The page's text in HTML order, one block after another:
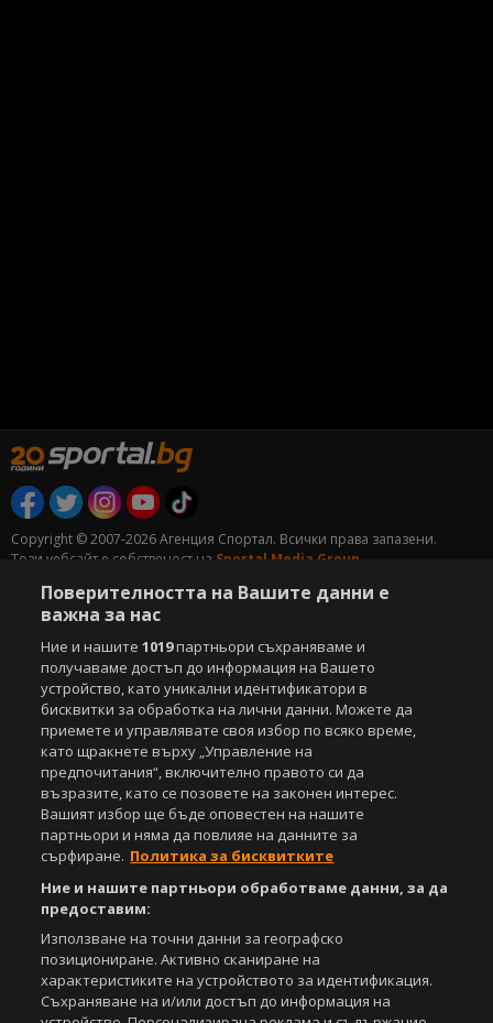
Copyright © 2007-2026 Агенция Спортал. Всички права запазени.
Този уебсайт е собственост на Sportal Media Group
За нас Екип За рекламa
Общи условия
Етични правила на НСС
Управление на предпочитания
Съдържанието на този уеб сайт и технологиите, използвани в него, са
под закрила на Закона за авторското право и сродните му права.
Всички статии, репортажи, интервюта и други текстови, графични и
видео материали, публикувани в сайта, са собственост на Агенция
Спортал, освен ако изрично е посочено друго. Допуска се
публикуване на текстови материали само след писмено съгласие на
Агенция Спортал, посочване на източника и добавяне на линк към
www.sportal.bg. Използването на графични и видео материали,
публикувани в сайта, е строго забранено. Нарушителите ще бъдат
СвалиБЕЗПЛАТНОТО
Android
Powered by:
Поверителността на Вашите данни е
важна за нас
Ние и нашите1019партньори съхраняваме и
получаваме достъп до информация на Вашето
устройство, като уникални идентификатори в
бисквитки за обработка на лични данни. Можете да
приемете и управлявате своя избор по всяко време,
като щракнете върху „Управление на
предпочитания“, включително правото си да
възразите, като се позовете на законен интерес.
Вашият избор ще бъде оповестен на нашите
партньори и няма да повлияе на данните за
сърфиране. Политика за бисквитките
Ние и нашите партньори обработваме данни, за да
предоставим:
Използване на точни данни за географско
позициониране. Активно сканиране на
характеристиките на устройството за идентификация.
Съхраняване на и/или достъп до информация на